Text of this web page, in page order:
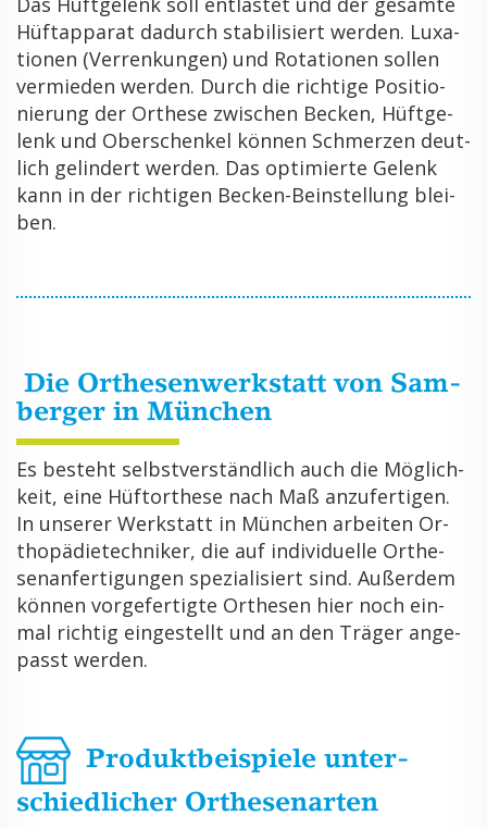
Hüft­ap­pa­rat da­durch sta­bi­li­siert wer­den. Lu­xa­
tio­nen (Ver­ren­kun­gen) und Ro­ta­tio­nen sol­len
ver­mie­den wer­den. Durch die rich­ti­ge Po­si­tio­
nie­rung der Or­the­se zwi­schen Be­cken, Hüft­ge­
lenk und Ober­schen­kel kön­nen Schmer­zen deut­
lich ge­lin­dert wer­den. Das op­ti­mier­te Ge­lenk
kann in der rich­ti­gen Be­cken-Bein­stel­lung blei­
ben.
Die Or­the­sen­werk­statt von Sam­
ber­ger in Mün­chen
Es be­steht selbst­ver­ständ­lich auch die Mög­lich­
keit, eine Hüf­t­or­the­se nach Maß an­zu­fer­ti­gen.
In un­se­rer Werk­statt in Mün­chen ar­bei­ten Or­
tho­pä­die­tech­ni­ker, die auf in­di­vi­du­el­le Or­the­
sen­an­fer­ti­gun­gen spe­zia­li­siert sind. Au­ßer­dem
kön­nen vor­ge­fer­tig­te Or­the­sen hier noch ein­
mal rich­tig ein­ge­stellt und an den Trä­ger an­ge­
passt wer­den.
Pro­dukt­bei­spie­le un­ter­
schied­li­cher Or­the­sen­ar­ten